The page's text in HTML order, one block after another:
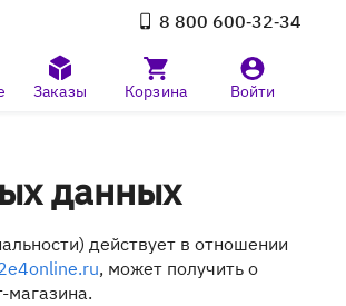
8 800 600‑32‑34
Заказы Корзина Войти
данных
действует в отношении
, может получить о
магазина.